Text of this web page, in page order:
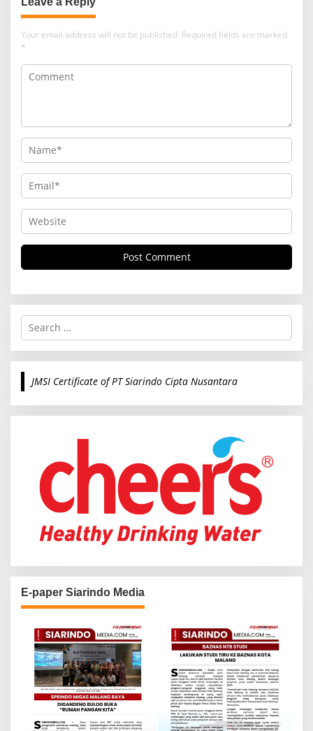
Your email address will not be published. Required fields are marked
*
S
r
c
o
JMSI Certificate of PT Siarindo Cipta Nusantara
E-paper Siarindo Media